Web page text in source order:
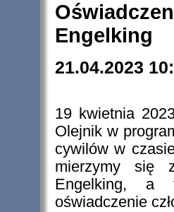
Engelking
21.04.2023
19 kwietnia
Olejnik w
cywilów w
mierzymy się
Engelking, a
oświadczenie